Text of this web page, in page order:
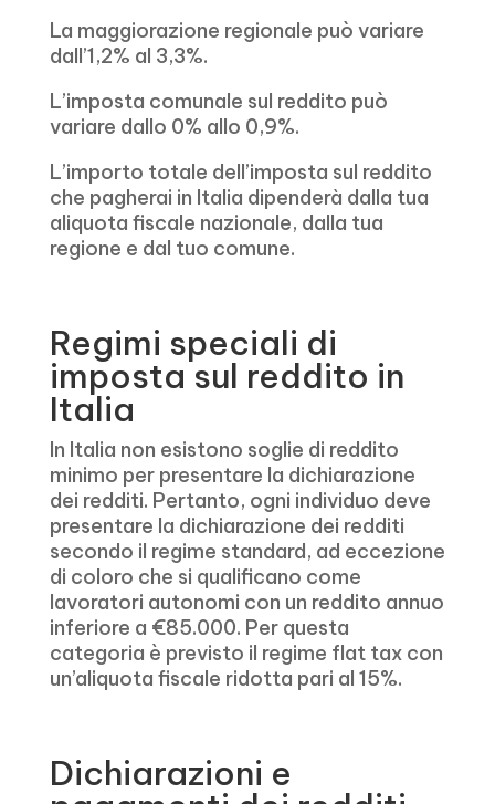
La maggiorazione regionale può variare
dall’1,2% al 3,3%.
L’imposta comunale sul reddito può
variare dallo 0% allo 0,9%.
L’importo totale dell’imposta sul reddito
che pagherai in Italia dipenderà dalla tua
aliquota fiscale nazionale, dalla tua
regione e dal tuo comune.
Regimi speciali di
imposta sul reddito in
Italia
In Italia non esistono soglie di reddito
minimo per presentare la dichiarazione
dei redditi. Pertanto, ogni individuo deve
presentare la dichiarazione dei redditi
secondo il regime standard, ad eccezione
di coloro che si qualificano come
lavoratori autonomi con un reddito annuo
inferiore a €85.000. Per questa
categoria è previsto il regime flat tax con
un’aliquota fiscale ridotta pari al 15%.
Dichiarazioni e